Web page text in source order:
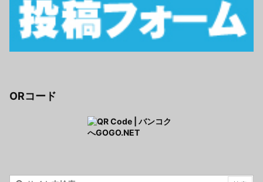
ORコード